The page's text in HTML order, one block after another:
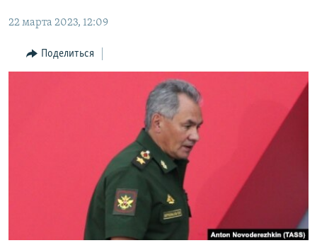
Вернутся
поиску
КЫРГЫЗЧА
ЎЗБЕКЧА
ПОДПИШИТЕСЬ НА НАС В СОЦСЕТЯХ
22 марта 2023, 12:09
Поделиться